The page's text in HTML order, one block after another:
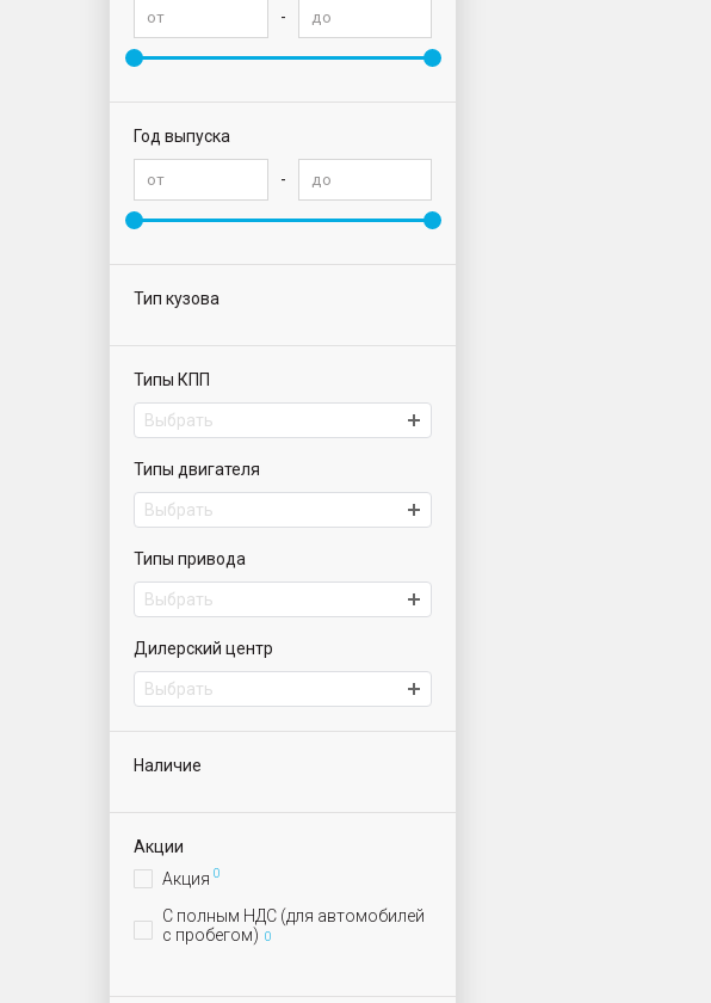
-
Год выпуска
-
Тип кузова
Типы КПП
Выбрать
Типы двигателя
Выбрать
Типы привода
Выбрать
Дилерский центр
Выбрать
Наличие
Акции
Акция 0
С полным НДС (для автомобилей
с пробегом) 0